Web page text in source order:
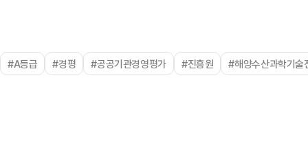
#A등급 #경평 #공공기관경영평가 #진흥원 #해양수산과학기술